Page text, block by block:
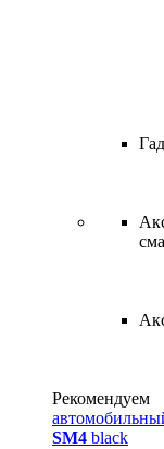
Рекомендуем
SM4 black